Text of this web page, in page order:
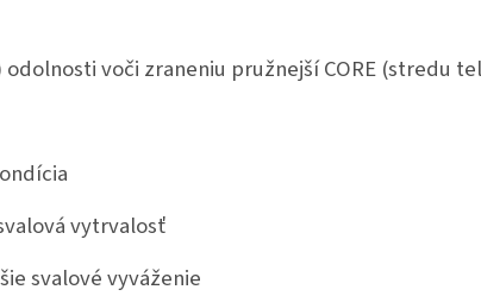
voči zraneniu pružnejší CORE (stredu
vytrvalosť
svalové vyváženie